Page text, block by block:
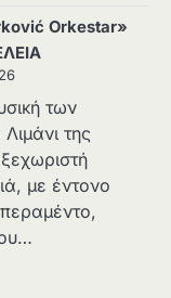
Orkestar»
των
της
με έντονο